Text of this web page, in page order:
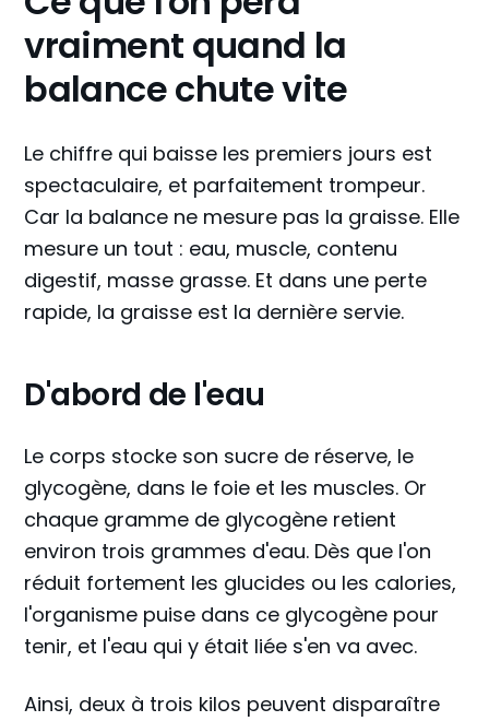
vraiment quand la
balance chute vite
Le chiffre qui baisse les premiers jours est
spectaculaire, et parfaitement trompeur.
Car la balance ne mesure pas la graisse. Elle
mesure un tout : eau, muscle, contenu
digestif, masse grasse. Et dans une perte
rapide, la graisse est la dernière servie.
D'abord de l'eau
Le corps stocke son sucre de réserve, le
glycogène, dans le foie et les muscles. Or
chaque gramme de glycogène retient
environ trois grammes d'eau. Dès que l'on
réduit fortement les glucides ou les calories,
l'organisme puise dans ce glycogène pour
tenir, et l'eau qui y était liée s'en va avec.
Ainsi, deux à trois kilos peuvent disparaître